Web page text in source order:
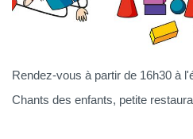
Rendez-vous à partir de 16h30 à
Chants des enfants, petite